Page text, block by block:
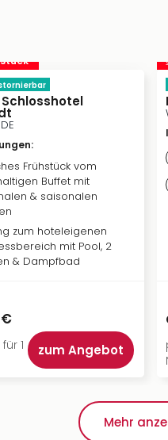
:
Frühstück vom
Buffet mit
& saisonalen
zum hoteleigenen
mit Pool, 2
& Dampfbad
€
1
zum Angebot
Mehr